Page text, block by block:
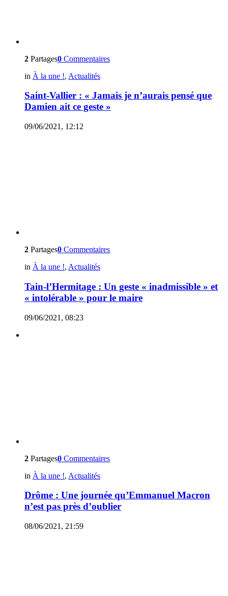
2 Partages0 Commentaires
in À la une !, Actualités
Saint-Vallier : « Jamais je n’aurais pensé que
Damien ait ce geste »
09/06/2021, 12:12
2 Partages0 Commentaires
in À la une !, Actualités
Tain-l’Hermitage : Un geste « inadmissible » et
« intolérable » pour le maire
09/06/2021, 08:23
2 Partages0 Commentaires
in À la une !, Actualités
Drôme : Une journée qu’Emmanuel Macron
n’est pas près d’oublier
08/06/2021, 21:59